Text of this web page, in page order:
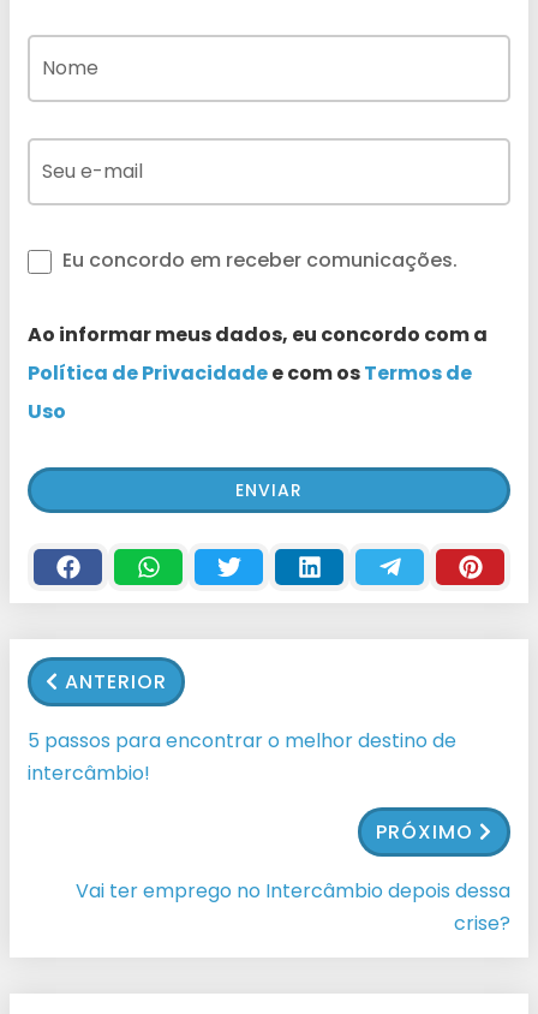
Eu concordo em receber comunicações.
Ao informar meus dados, eu concordo com a
Política de Privacidadee com osTermos de
Uso
ANTERIOR
5 passos para encontrar o melhor destino de
intercâmbio!
PRÓXIMO
Vai ter emprego no Intercâmbio depois dessa
crise?